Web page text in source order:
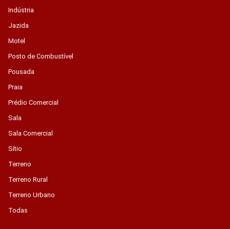
Indústria
Jazida
Motel
Posto de Combustível
Pousada
Praia
Prédio Comercial
Sala
Sala Comercial
Sítio
Terreno
Terreno Rural
Terreno Urbano
Todas